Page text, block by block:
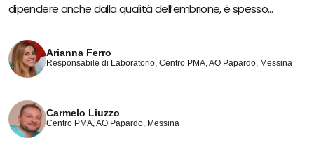
dipendere anche dalla qualità dell’embrione, è spesso...
Arianna Ferro
Responsabile di Laboratorio, Centro PMA, AO Papardo, Messina
Carmelo Liuzzo
Centro PMA, AO Papardo, Messina